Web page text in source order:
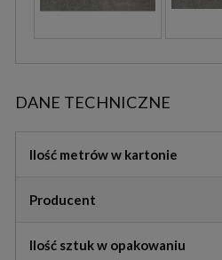
DANE TECHNICZNE
Ilość metrów w kartonie
Producent
Ilość sztuk w opakowaniu